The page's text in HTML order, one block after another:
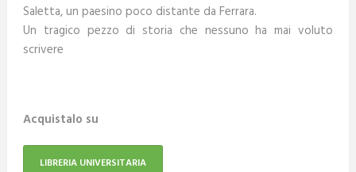
Saletta, un paesino poco distante da Ferrara.
Un tragico pezzo di storia che nessuno ha mai voluto
scrivere
Acquistalo su
LIBRERIA UNIVERSITARIA